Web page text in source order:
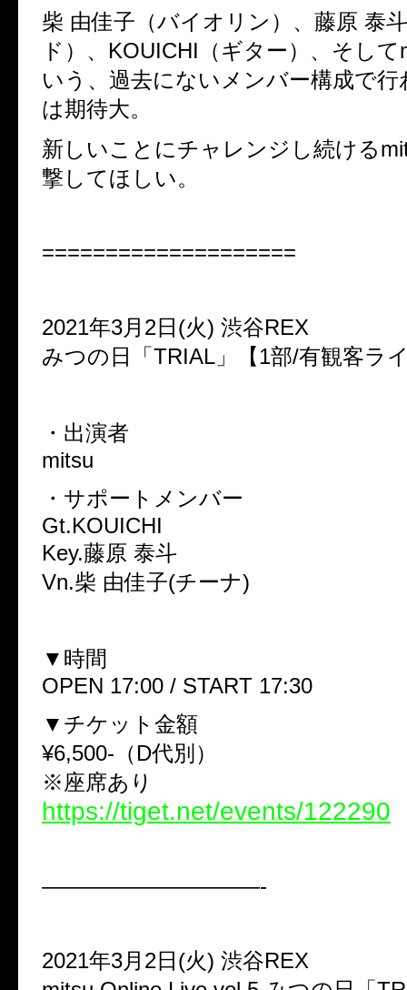
柴 由佳子（バイオリン）、藤原 泰
ド）、KOUICHI（ギター）、そし
いう、過去にないメンバー構成で
は期待大。
新しいことにチャレンジし続ける
撃してほしい。
====================
2021年3月2日(火) 渋谷REX
みつの日「TRIAL」【1部/有観客ラ
・出演者
mitsu
・サポートメンバー
Gt.KOUICHI
Key.藤原 泰斗
Vn.柴 由佳子(チーナ)
▼時間
OPEN 17:00 / START 17:30
▼チケット金額
¥6,500-（D代別）
※座席あり
https://tiget.net/events/122290
——————————-
2021年3月2日(火) 渋谷REX